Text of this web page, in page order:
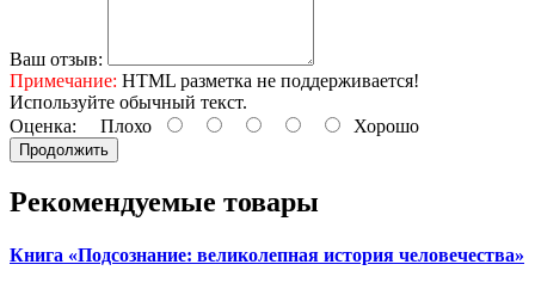
Ваш отзыв:
Примечание: HTML разметка не поддерживается!
Используйте обычный текст.
Оценка: Плохо Хорошо
Продолжить
Рекомендуемые товары
Книга «Подсознание: великолепная история человечества»